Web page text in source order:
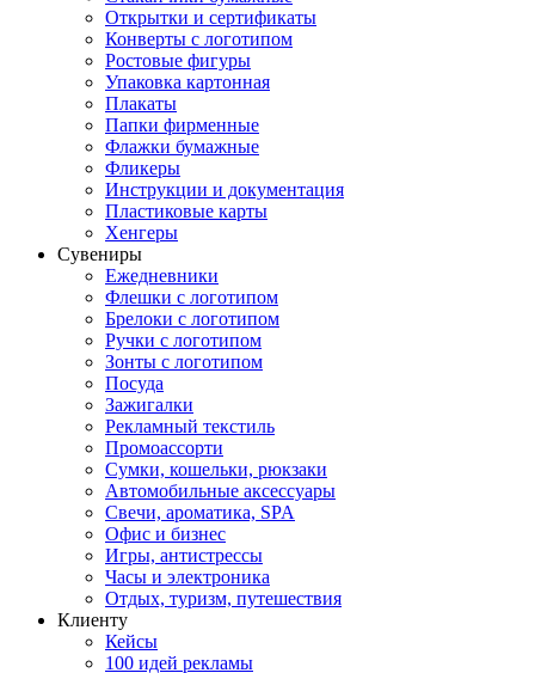
Открытки и сертификаты
Конверты с логотипом
Ростовые фигуры
Упаковка картонная
Плакаты
Папки фирменные
Флажки бумажные
Фликеры
Инструкции и документация
Пластиковые карты
Хенгеры
Сувениры
Ежедневники
Флешки с логотипом
Брелоки с логотипом
Ручки с логотипом
Зонты с логотипом
Посуда
Зажигалки
Рекламный текстиль
Промоассорти
Сумки, кошельки, рюкзаки
Автомобильные аксессуары
Свечи, ароматика, SPA
Офис и бизнес
Игры, антистрессы
Часы и электроника
Отдых, туризм, путешествия
Клиенту
Кейсы
100 идей рекламы